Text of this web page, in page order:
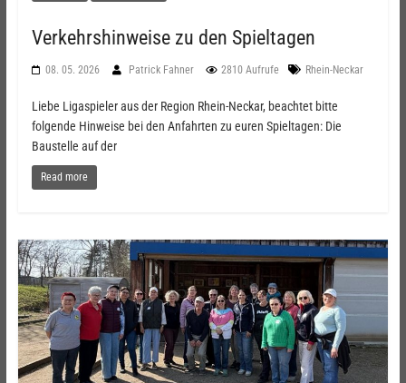
Verkehrshinweise zu den Spieltagen
08. 05. 2026 Patrick Fahner 2810 Aufrufe Rhein-Neckar
Liebe Ligaspieler aus der Region Rhein-Neckar, beachtet bitte
folgende Hinweise bei den Anfahrten zu euren Spieltagen: Die
Baustelle auf der
Read more